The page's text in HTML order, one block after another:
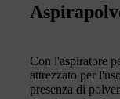
Con l'aspiratore
attrezzato per
presenza di